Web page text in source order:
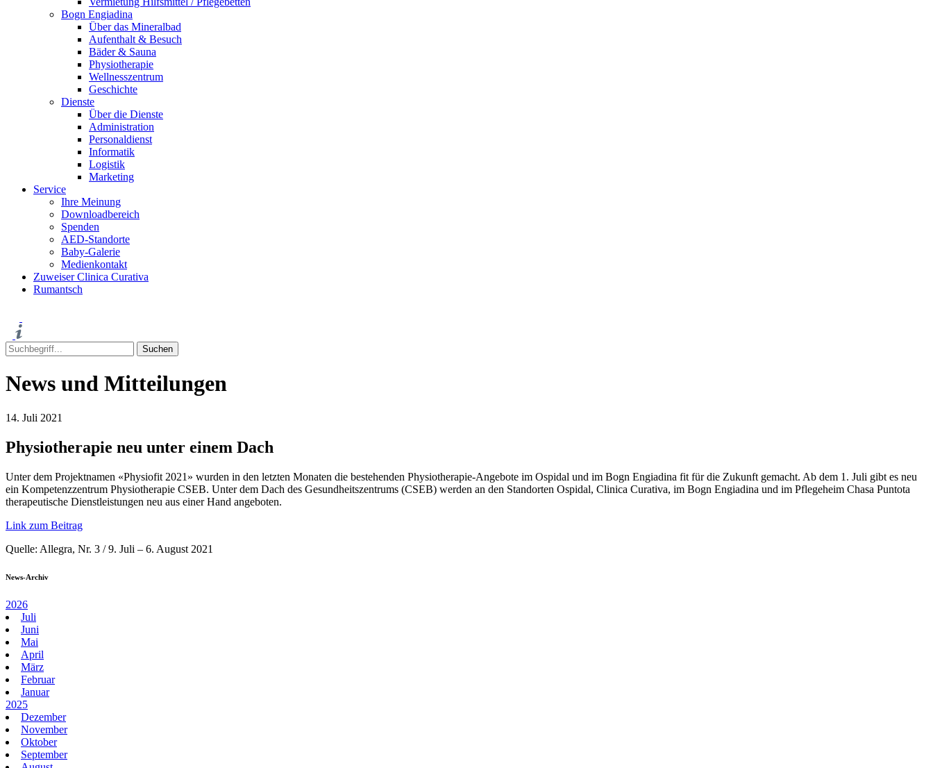
Bogn Engiadina
Über das Mineralbad
Aufenthalt & Besuch
Bäder & Sauna
Physiotherapie
Wellnesszentrum
Geschichte
Dienste
Über die Dienste
Administration
Personaldienst
Informatik
Logistik
Marketing
Service
Ihre Meinung
Downloadbereich
Spenden
AED-Standorte
Baby-Galerie
Medienkontakt
Zuweiser Clinica Curativa
Rumantsch
News und Mitteilungen
14. Juli 2021
Physiotherapie neu unter einem Dach
Unter dem Projektnamen «Physiofit 2021» wurden in den letzten Monaten die bestehenden Physiotherapie-Angebote im Ospidal und im Bogn Engiadina fit für die Zukunft gemacht. Ab dem 1. Juli gibt es neu
ein Kompetenzzentrum Physiotherapie CSEB. Unter dem Dach des Gesundheitszentrums (CSEB) werden an den Standorten Ospidal, Clinica Curativa, im Bogn Engiadina und im Pflegeheim Chasa Puntota
therapeutische Dienstleistungen neu aus einer Hand angeboten.
Link zum Beitrag
Quelle: Allegra, Nr. 3 / 9. Juli – 6. August 2021
News-Archiv
2026
Juli
Juni
Mai
April
März
Februar
Januar
2025
Dezember
November
Oktober
September